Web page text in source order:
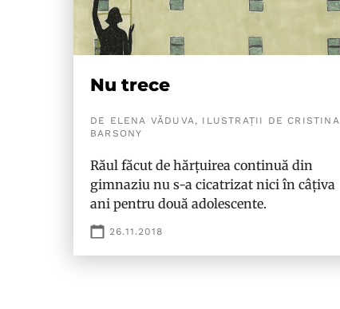
Nu trece
DE ELENA VĂDUVA, ILUSTRAȚII DE CRISTINA
BARSONY
Răul făcut de hărțuirea continuă din
gimnaziu nu s-a cicatrizat nici în câțiva
ani pentru două adolescente.
26.11.2018